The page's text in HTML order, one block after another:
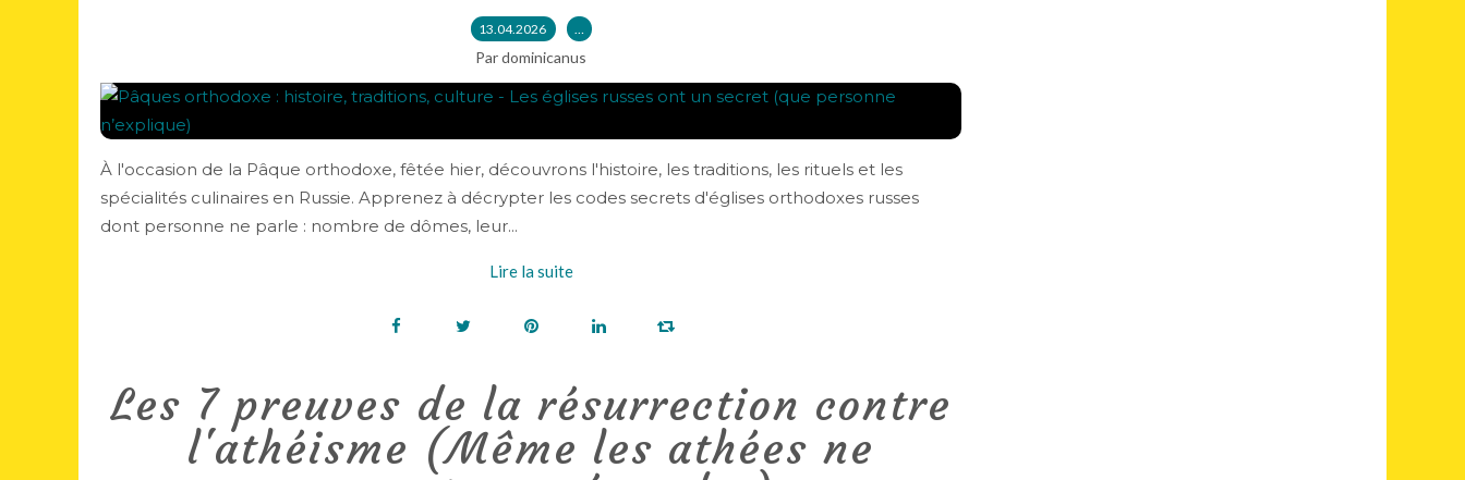
13.04.2026 …
Par dominicanus
À l'occasion de la Pâque orthodoxe, fêtée hier, découvrons l'histoire, les traditions, les rituels et les
spécialités culinaires en Russie. Apprenez à décrypter les codes secrets d'églises orthodoxes russes
dont personne ne parle : nombre de dômes, leur...
Lire la suite
Les 7 preuves de la résurrection contre
l'athéisme (Même les athées ne